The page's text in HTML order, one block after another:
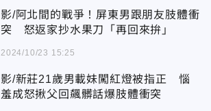
影/阿北間的戰爭！屏東男跟朋友肢體衝
突 怒返家抄水果刀「再回來拚」
2024/10/23 15:25
影/新莊21歲男載妹闖紅燈被指正 惱
羞成怒揪父回飆髒話爆肢體衝突